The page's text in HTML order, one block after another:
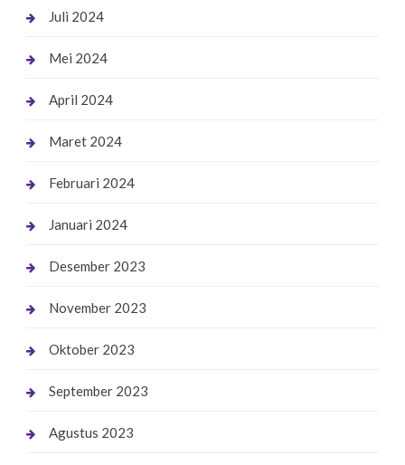
Juli 2024
Mei 2024
April 2024
Maret 2024
Februari 2024
Januari 2024
Desember 2023
November 2023
Oktober 2023
September 2023
Agustus 2023